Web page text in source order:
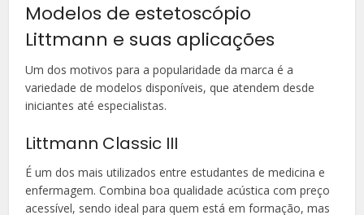
Modelos de estetoscópio
Littmann e suas aplicações
Um dos motivos para a popularidade da marca é a
variedade de modelos disponíveis, que atendem desde
iniciantes até especialistas.
Littmann Classic III
É um dos mais utilizados entre estudantes de medicina e
enfermagem. Combina boa qualidade acústica com preço
acessível, sendo ideal para quem está em formação, mas